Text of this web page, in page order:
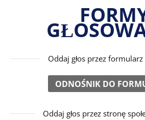
Oddaj głos przez
ODNOŚNIK DO
Oddaj głos przez stronę